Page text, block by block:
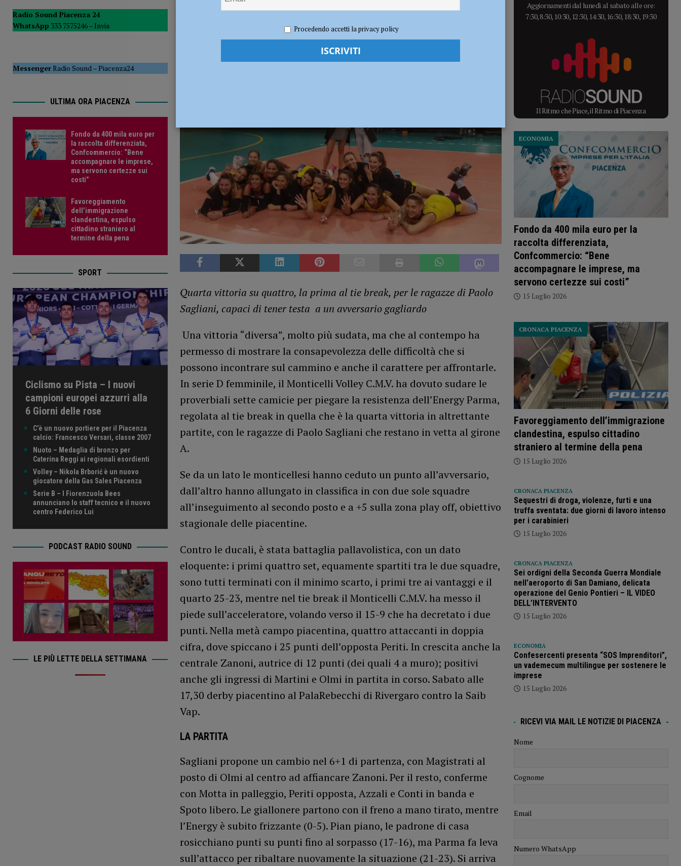
[ 15 Luglio 2026 ] Soresi (FdI): “Altra falla nel sistema della raccolta puntuale, caos nella gestione delle aree di conferimento
condominiale” Carlofilippo Vardelli Sport ,Volley
Quarta vittoria su quattro, la prima al tie break, per le ragazze di Paolo
Sagliani, capaci di tener testa a un avversario gagliardo
Una vittoria “diversa”, molto più sudata, ma che al contempo ha
permesso di mostrare la consapevolezza delle difficoltà che si
possono incontrare sul cammino e anche il carattere per affrontarle.
In serie D femminile, il Monticelli Volley C.M.V. ha dovuto sudare le
proverbiali sette camicie per piegare la resistenza dell’Energy Parma,
regolata al tie break in quella che è la quarta vittoria in altrettante
partite, con le ragazze di Paolo Sagliani che restano in vetta al girone
A.
Se da un lato le monticellesi hanno ceduto un punto all’avversario,
dall’altro hanno allungato in classifica in con due sole squadre
all’inseguimento al secondo posto e a +5 sulla zona play off, obiettivo
stagionale delle piacentine.
Contro le ducali, è stata battaglia pallavolistica, con un dato
eloquente: i primi quattro set, equamente spartiti tra le due squadre,
sono tutti terminati con il minimo scarto, i primi tre ai vantaggi e il
quarto 25-23, mentre nel tie break il Monticelli C.M.V. ha messo il
piede sull’acceleratore, volando verso il 15-9 che ha decretato i due
punti. Nella metà campo piacentina, quattro attaccanti in doppia
cifra, dove spiccano i 25 punti dell’opposta Periti. In crescita anche la
centrale Zanoni, autrice di 12 punti (dei quali 4 a muro); positivi
anche gli ingressi di Martini e Olmi in partita in corso. Sabato alle
17,30 derby piacentino al PalaRebecchi di Rivergaro contro la Saib
Vap.
LA PARTITA
Sagliani propone un cambio nel 6+1 di partenza, con Magistrati al
posto di Olmi al centro ad affiancare Zanoni. Per il resto, conferme
con Motta in palleggio, Periti opposta, Azzali e Conti in banda e
Spoto libero. Le giallonere partono con il freno a mano tirato, mentre
l’Energy è subito frizzante (0-5). Pian piano, le padrone di casa
rosicchiano punti su punti fino al sorpasso (17-16), ma Parma fa leva
sull’attacco per ribaltare nuovamente la situazione (21-23). Si arriva
Radio Sound Piacenza 24
WhatsApp 333 7575246 – Invia
MessengerRadio Sound–Piacenza24
ULTIMA ORA PIACENZA
Fondo da 400 mila euro per
la raccolta differenziata,
Confcommercio: “Bene
accompagnare le imprese,
ma servono certezze sui
costi”
Favoreggiamento
dell’immigrazione
clandestina, espulso
cittadino straniero al
termine della pena
SPORT
Ciclismo su Pista – I nuovi
campioni europei azzurri alla
6 Giorni delle rose
C’è un nuovo portiere per il Piacenza
calcio: Francesco Versari, classe 2007
Nuoto – Medaglia di bronzo per
Caterina Reggi ai regionali esordienti
Volley – Nikola Brborić è un nuovo
giocatore della Gas Sales Piacenza
Serie B – I Fiorenzuola Bees
annunciano lo staff tecnico e il nuovo
centro Federico Lui
PODCAST RADIO SOUND
LE PIÙ LETTE DELLA SETTIMANA
Aggiornamenti dal lunedì al sabato alle ore:
7:30, 8:30, 10:30, 12:30, 14:30, 16:30, 18:30, 19:30
Il Ritmo che Piace, il Ritmo di Piacenza
Fondo da 400 mila euro per la
raccolta differenziata,
Confcommercio: “Bene
accompagnare le imprese, ma
servono certezze sui costi”
ECONOMIA
15 Luglio 2026
Favoreggiamento dell’immigrazione
clandestina, espulso cittadino
straniero al termine della pena
CRONACA PIACENZA
15 Luglio 2026
CRONACA PIACENZA
Sequestri di droga, violenze, furti e una
truffa sventata: due giorni di lavoro intenso
per i carabinieri
15 Luglio 2026
CRONACA PIACENZA
Sei ordigni della Seconda Guerra Mondiale
nell’aeroporto di San Damiano, delicata
operazione del Genio Pontieri – IL VIDEO
DELL’INTERVENTO
15 Luglio 2026
ECONOMIA
Confesercenti presenta “SOS Imprenditori”,
un vademecum multilingue per sostenere le
imprese
15 Luglio 2026
RICEVI VIA MAIL LE NOTIZIE DI PIACENZA
Nome
Cognome
Email
Numero WhatsApp
Procedendo accetti la privacy policy